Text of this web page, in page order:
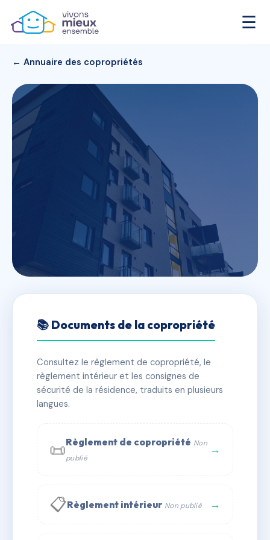
☰
← Annuaire des copropriétés
SDC 76-80 Ave Pierre
Brossolette CRETEIL
📍 76-80 av pierre brossolette 94000 Créteil
⚠ IMMATRICULEE_RATTACHEMENT_EXPIRE
🏠 79 lots
📞 Contacter Syndic Digital 💬 WhatsApp
✉ Email
📚 Documents de la copropriété
Consultez le règlement de copropriété, le
règlement intérieur et les consignes de
sécurité de la résidence, traduits en plusieurs
langues.
📜Règlement de copropriété Non
publié
→
📋Règlement intérieur Non publié →